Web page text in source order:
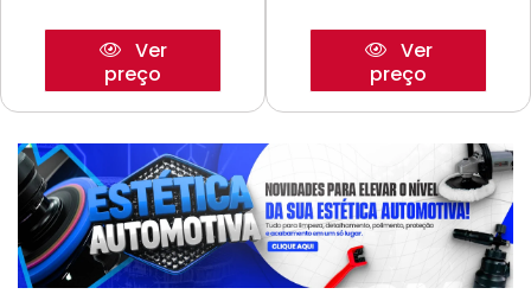
Ver
preço
Ver
preço